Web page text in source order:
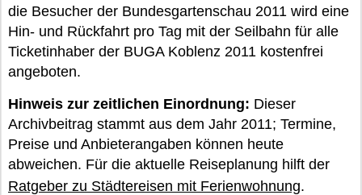
die Besucher der Bundesgartenschau 2011 wird eine
Hin- und Rückfahrt pro Tag mit der Seilbahn für alle
Ticketinhaber der BUGA Koblenz 2011 kostenfrei
angeboten.
Hinweis zur zeitlichen Einordnung: Dieser
Archivbeitrag stammt aus dem Jahr 2011; Termine,
Preise und Anbieterangaben können heute
abweichen. Für die aktuelle Reiseplanung hilft der
Ratgeber zu Städtereisen mit Ferienwohnung.